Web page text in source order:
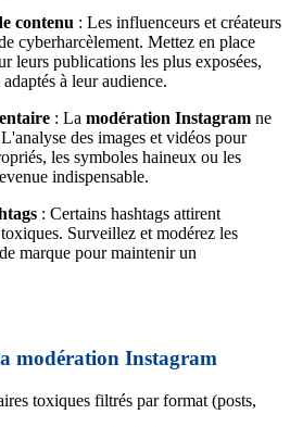
contenu : Les influenceurs et créateurs
cyberharcèlement. Mettez en place
leurs publications les plus exposées,
à leur audience.
: La modération Instagram ne
des images et vidéos pour
les symboles haineux ou les
indispensable.
: Certains hashtags attirent
Surveillez et modérez les
marque pour maintenir un
modération Instagram
toxiques filtrés par format (posts,